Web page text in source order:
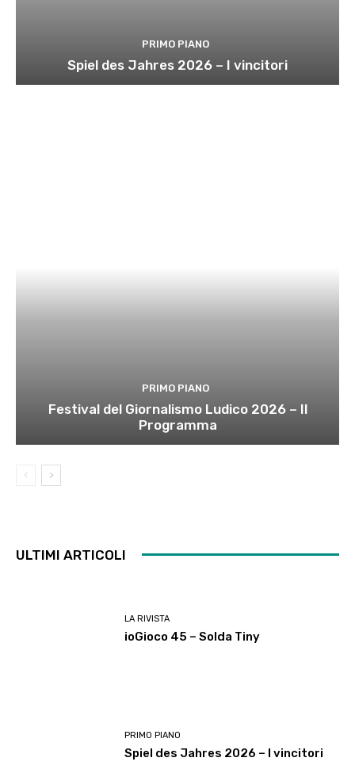
PRIMO PIANO
Spiel des Jahres 2026 – I vincitori
PRIMO PIANO
Festival del Giornalismo Ludico 2026 – Il
Programma
ULTIMI ARTICOLI
LA RIVISTA
ioGioco 45 – Solda Tiny
PRIMO PIANO
Spiel des Jahres 2026 – I vincitori